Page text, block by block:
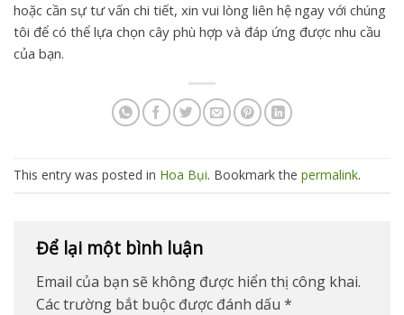
hoặc cần sự tư vấn chi tiết, xin vui lòng liên hệ ngay với chúng
tôi để có thể lựa chọn cây phù hợp và đáp ứng được nhu cầu
của bạn.
This entry was posted in Hoa Bụi. Bookmark the permalink.
Để lại một bình luận
Email của bạn sẽ không được hiển thị công khai.
Các trường bắt buộc được đánh dấu *